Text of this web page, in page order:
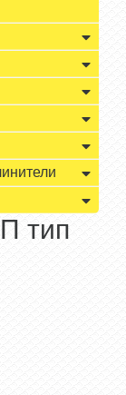
тип